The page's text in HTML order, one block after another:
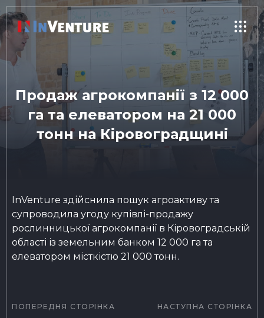
Продаж агрокомпанії з 12 000
га та елеватором на 21 000
тонн на Кіровоградщині
InVenture здійснила пошук агроактиву та
супроводила угоду купівлі-продажу
рослинницької агрокомпанії в Кіровоградській
області із земельним банком 12 000 га та
елеватором місткістю 21 000 тонн.
записів
ПОПЕРЕДНЯ СТОРІНКА
НАСТУПНА СТОРІНКА